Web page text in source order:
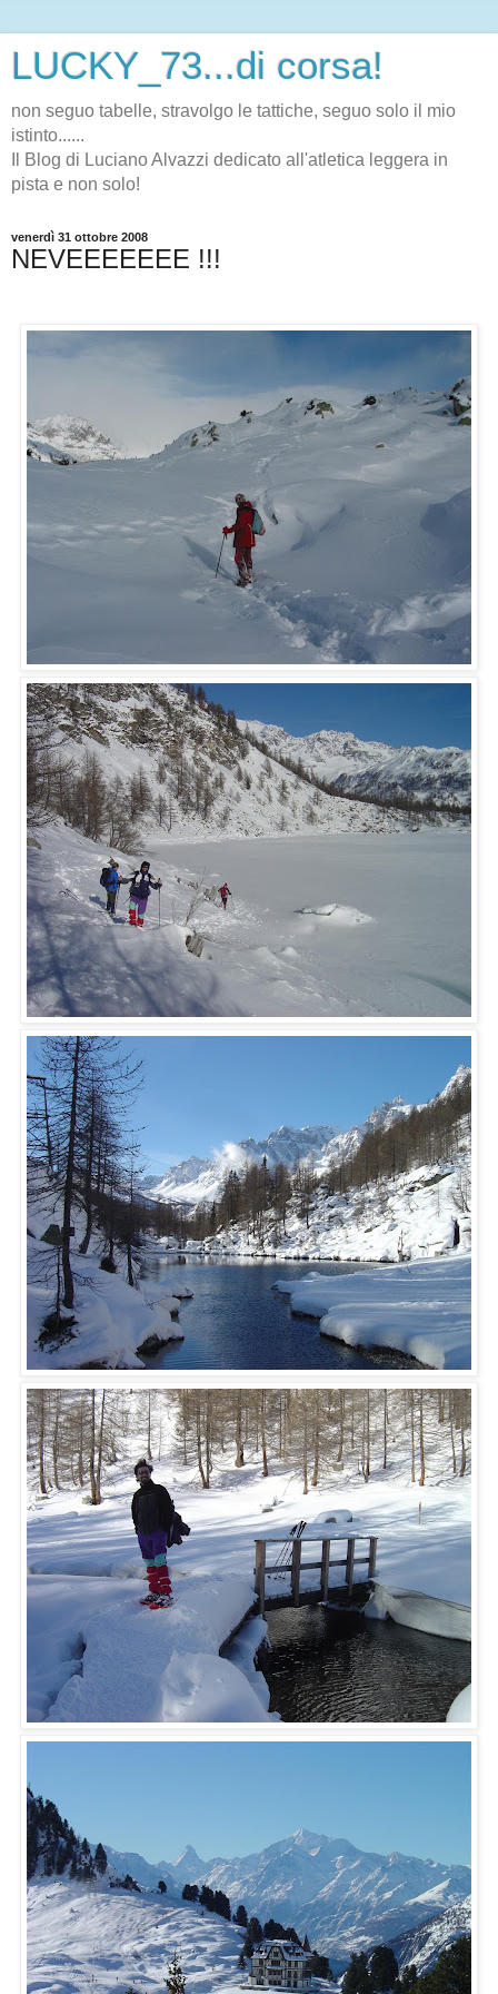
LUCKY_73...di corsa!
non seguo tabelle, stravolgo le tattiche, seguo solo il mio
istinto......
Il Blog di Luciano Alvazzi dedicato all'atletica leggera in
pista e non solo!
venerdì 31 ottobre 2008
NEVEEEEEEE !!!